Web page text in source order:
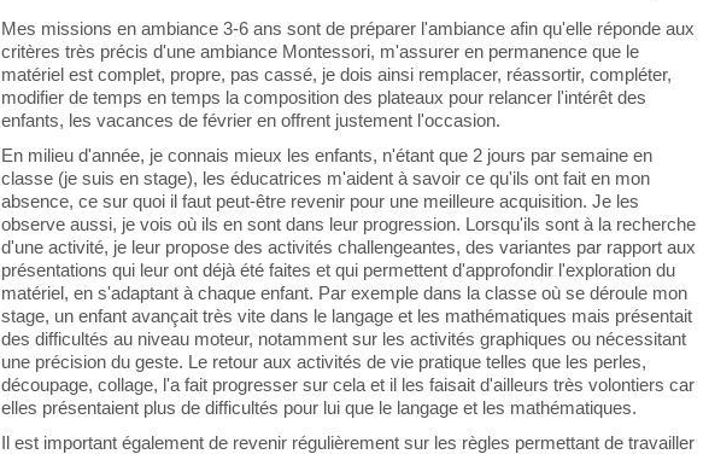
Mes missions en ambiance 3-6 ans sont de préparer l'ambiance afin qu'elle réponde aux
critères très précis d'une ambiance Montessori, m'assurer en permanence que le
matériel est complet, propre, pas cassé, je dois ainsi remplacer, réassortir, compléter,
modifier de temps en temps la composition des plateaux pour relancer l'intérêt des
enfants, les vacances de février en offrent justement l'occasion.
En milieu d'année, je connais mieux les enfants, n'étant que 2 jours par semaine en
classe (je suis en stage), les éducatrices m'aident à savoir ce qu'ils ont fait en mon
absence, ce sur quoi il faut peut-être revenir pour une meilleure acquisition. Je les
observe aussi, je vois où ils en sont dans leur progression. Lorsqu'ils sont à la recherche
d'une activité, je leur propose des activités challengeantes, des variantes par rapport aux
présentations qui leur ont déjà été faites et qui permettent d'approfondir l'exploration du
matériel, en s'adaptant à chaque enfant. Par exemple dans la classe où se déroule mon
stage, un enfant avançait très vite dans le langage et les mathématiques mais présentait
des difficultés au niveau moteur, notamment sur les activités graphiques ou nécessitant
une précision du geste. Le retour aux activités de vie pratique telles que les perles,
découpage, collage, l'a fait progresser sur cela et il les faisait d'ailleurs très volontiers car
elles présentaient plus de difficultés pour lui que le langage et les mathématiques.
Il est important également de revenir régulièrement sur les règles permettant de travailler